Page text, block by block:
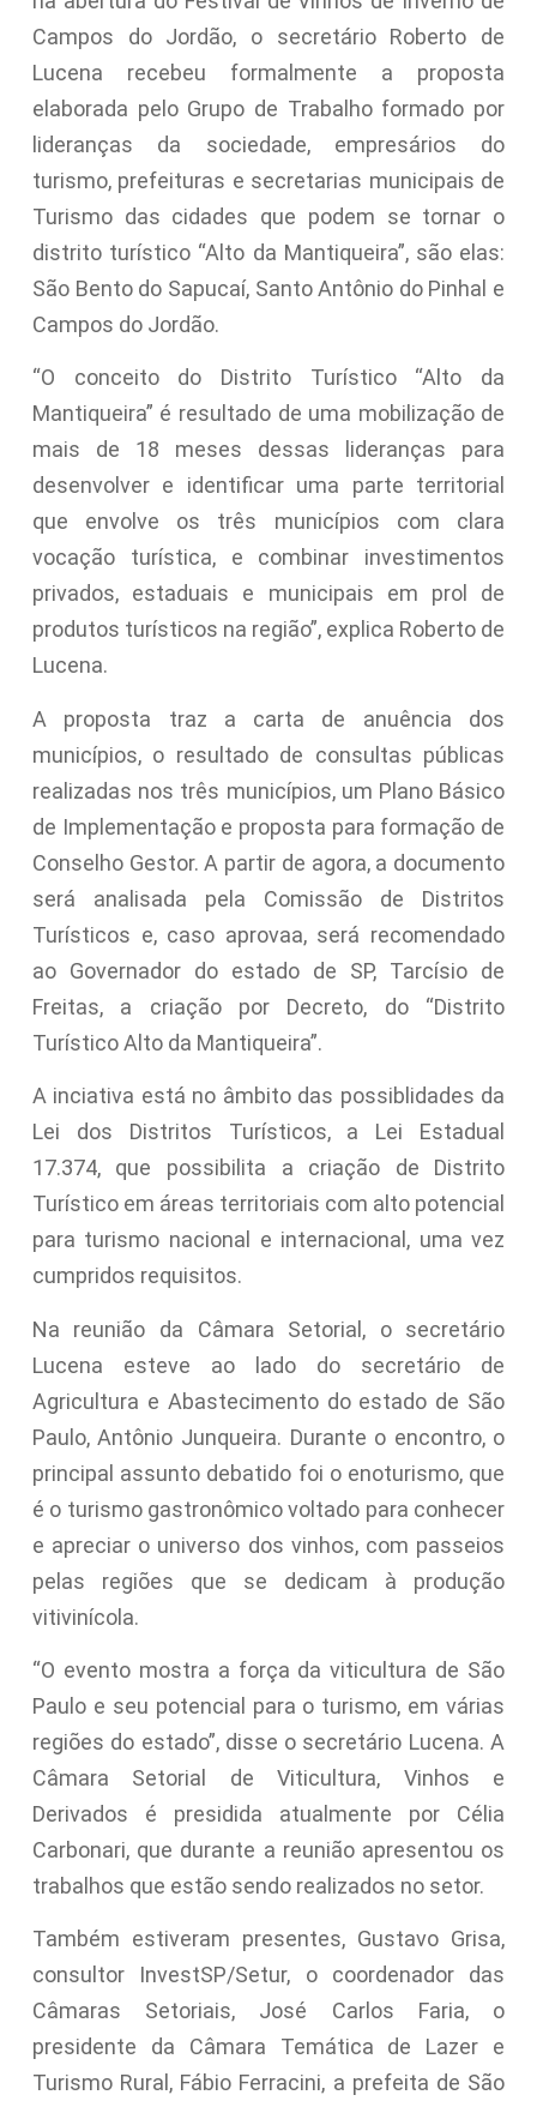
Campos do Jordão, o secretário Roberto de
Lucena recebeu formalmente a proposta
elaborada pelo Grupo de Trabalho formado por
lideranças da sociedade, empresários do
turismo, prefeituras e secretarias municipais de
Turismo das cidades que podem se tornar o
distrito turístico “Alto da Mantiqueira”, são elas:
São Bento do Sapucaí, Santo Antônio do Pinhal e
Campos do Jordão.
“O conceito do Distrito Turístico “Alto da
Mantiqueira” é resultado de uma mobilização de
mais de 18 meses dessas lideranças para
desenvolver e identificar uma parte territorial
que envolve os três municípios com clara
vocação turística, e combinar investimentos
privados, estaduais e municipais em prol de
produtos turísticos na região”, explica Roberto de
Lucena.
A proposta traz a carta de anuência dos
municípios, o resultado de consultas públicas
realizadas nos três municípios, um Plano Básico
de Implementação e proposta para formação de
Conselho Gestor. A partir de agora, a documento
será analisada pela Comissão de Distritos
Turísticos e, caso aprovaa, será recomendado
ao Governador do estado de SP, Tarcísio de
Freitas, a criação por Decreto, do “Distrito
Turístico Alto da Mantiqueira”.
A inciativa está no âmbito das possiblidades da
Lei dos Distritos Turísticos, a Lei Estadual
17.374, que possibilita a criação de Distrito
Turístico em áreas territoriais com alto potencial
para turismo nacional e internacional, uma vez
cumpridos requisitos.
Na reunião da Câmara Setorial, o secretário
Lucena esteve ao lado do secretário de
Agricultura e Abastecimento do estado de São
Paulo, Antônio Junqueira. Durante o encontro, o
principal assunto debatido foi o enoturismo, que
é o turismo gastronômico voltado para conhecer
e apreciar o universo dos vinhos, com passeios
pelas regiões que se dedicam à produção
vitivinícola.
“O evento mostra a força da viticultura de São
Paulo e seu potencial para o turismo, em várias
regiões do estado”, disse o secretário Lucena. A
Câmara Setorial de Viticultura, Vinhos e
Derivados é presidida atualmente por Célia
Carbonari, que durante a reunião apresentou os
trabalhos que estão sendo realizados no setor.
Também estiveram presentes, Gustavo Grisa,
consultor InvestSP/Setur, o coordenador das
Câmaras Setoriais, José Carlos Faria, o
presidente da Câmara Temática de Lazer e
Turismo Rural, Fábio Ferracini, a prefeita de São